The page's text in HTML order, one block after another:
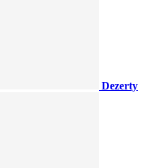
Dezerty